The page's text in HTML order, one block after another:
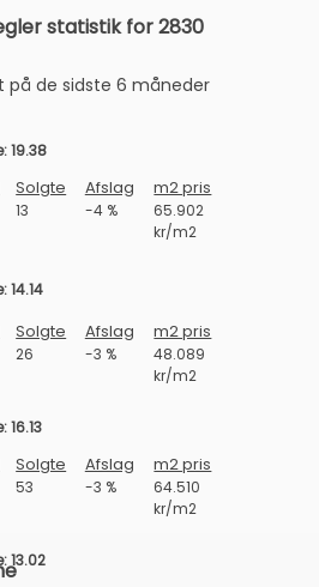
statistik for 2830
på de sidste 6 måneder
19.38
Solgte Afslag m2 pris
13 -4 %
65.902
kr/m2
14.14
Solgte Afslag m2 pris
26 -3 %
48.089
kr/m2
16.13
Solgte Afslag m2 pris
53 -3 %
64.510
kr/m2
13.02